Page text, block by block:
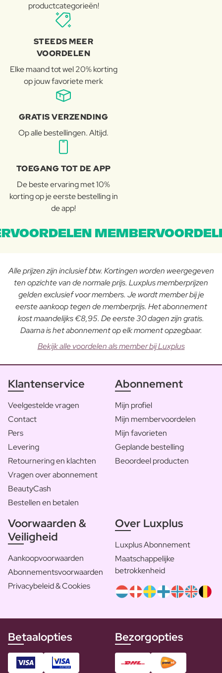
productcategorieën!
STEEDS MEER
VOORDELEN
Elke maand tot wel 20% korting
op jouw favoriete merk
GRATIS VERZENDING
Op alle bestellingen. Altijd.
TOEGANG TOT DE APP
De beste ervaring met 10%
korting op je eerste bestelling in
de app!
Alle prijzen zijn inclusief btw. Kortingen worden weergegeven
ten opzichte van de normale prijs. Luxplus memberprijzen
gelden exclusief voor members. Je wordt member bij je
eerste aankoop tegen de memberprijs. Het abonnement
kost maandelijks €8,95. De eerste 30 dagen zijn gratis.
Daarna is het abonnement op elk moment opzegbaar.
Bekijk alle voordelen als member bij Luxplus
Klantenservice
Veelgestelde vragen
Contact
Pers
Levering
Retournering en klachten
Vragen over abonnement
BeautyCash
Bestellen en betalen
Abonnement
Mijn profiel
Mijn membervoordelen
Mijn favorieten
Geplande bestelling
Beoordeel producten
Voorwaarden &
Veiligheid
Aankoopvoorwaarden
Abonnementsvoorwaarden
Privacybeleid & Cookies
Over Luxplus
Luxplus Abonnement
Maatschappelijke
betrokkenheid
Betaalopties Bezorgopties